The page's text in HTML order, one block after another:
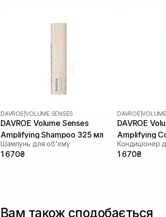
DAVROE|VOLUME SENSES
DAVROE Volume Senses
Amplifying Shampoo 325 мл
Шампунь для об'єму
1 670₴
DAVROE|
DAVROE
Amplifying
Кондиціонер
1 670₴
Вам також сподобається